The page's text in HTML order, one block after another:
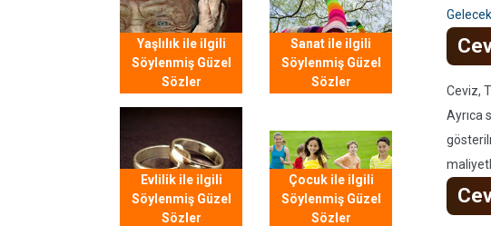
Yaşlılık ile ilgili
Söylenmiş Güzel
Sözler
Sanat ile ilgili
Söylenmiş Güzel
Sözler
Evlilik ile ilgili
Söylenmiş Güzel
Sözler
Çocuk ile ilgili
Söylenmiş Güzel
Sözler
Ceviz,
Ayrıca